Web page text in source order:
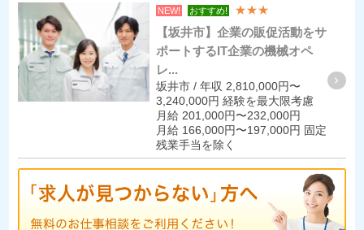
NEW! おすすめ! ★★★
【坂井市】企業の販促活動をサ
ポートするIT企業の機械オペ
レ...
坂井市 / 年収 2,810,000円〜
3,240,000円 経験を最大限考慮
月給 201,000円〜232,000円
月給 166,000円〜197,000円 固定
残業手当を除く